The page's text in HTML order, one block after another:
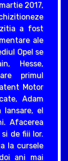
2017,
a fost
ale
Opel se
Hesse,
primul
Motor
Adam
lansare, el
Afacerea
de fiii lor.
la cursele
ani mai